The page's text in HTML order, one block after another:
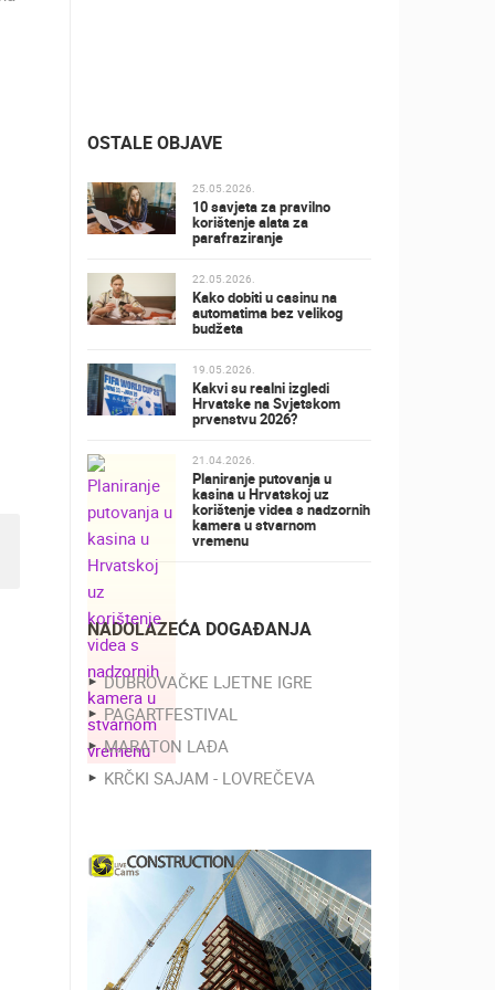
OSTALE OBJAVE
25.05.2026.
10 savjeta za pravilno
korištenje alata za
parafraziranje
22.05.2026.
Kako dobiti u casinu na
automatima bez velikog
budžeta
19.05.2026.
Kakvi su realni izgledi
Hrvatske na Svjetskom
prvenstvu 2026?
21.04.2026.
Planiranje putovanja u
kasina u Hrvatskoj uz
korištenje videa s nadzornih
kamera u stvarnom
vremenu
NADOLAZEĆA DOGAĐANJA
DUBROVAČKE LJETNE IGRE
PAGARTFESTIVAL
MARATON LAĐA
KRČKI SAJAM - LOVREČEVA